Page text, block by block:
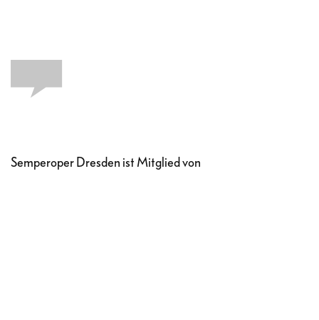
Semperoper Dresden ist Mitglied von